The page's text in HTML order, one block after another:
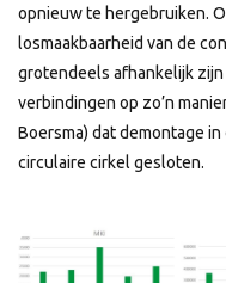
opnieuw te hergebruiken.
losmaakbaarheid van de
grotendeels afhankelijk
verbindingen op zo’n
Boersma) dat demontage
circulaire cirkel gesloten.